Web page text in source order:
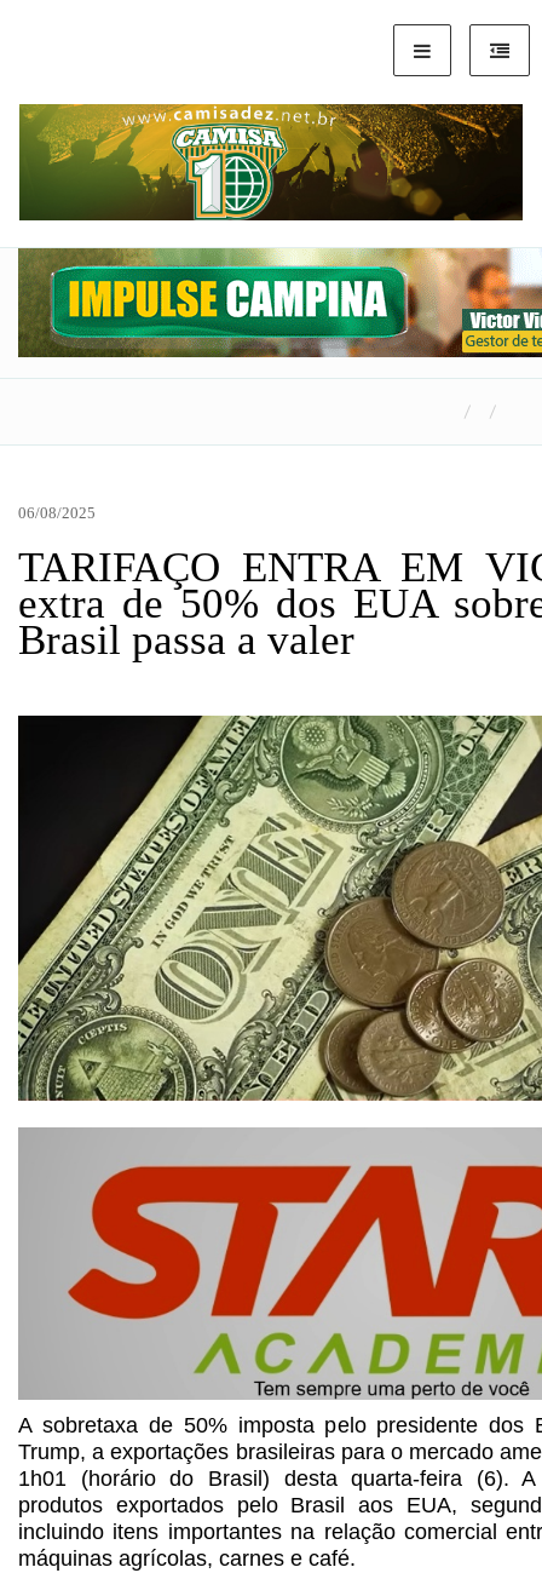
06/08/2025
TARIFAÇO ENTRA EM
extra de 50% dos EUA
Brasil passa a valer
A sobretaxa de 50% imposta pelo presidente dos
Trump, a exportações brasileiras para o mercado
1h01 (horário do Brasil) desta quarta-feira (6).
produtos exportados pelo Brasil aos EUA,
incluindo itens importantes na relação comercial
máquinas agrícolas, carnes e café.